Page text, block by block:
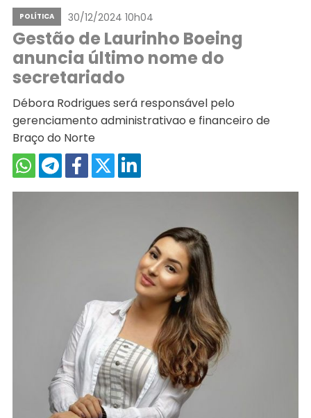
POLÍTICA 30/12/2024 10h04
Gestão de Laurinho Boeing
anuncia último nome do
secretariado
Débora Rodrigues será responsável pelo
gerenciamento administrativao e financeiro de
Braço do Norte